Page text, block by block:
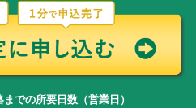
での所要日数（営業日）